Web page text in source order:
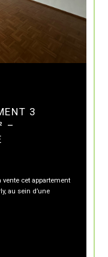
3
–
cet appartement
au sein d’une